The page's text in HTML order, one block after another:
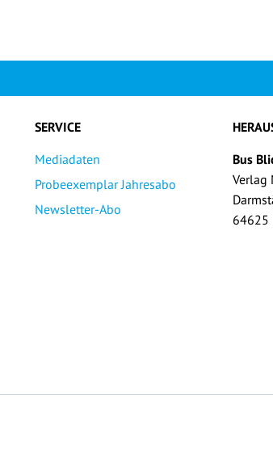
SERVICE
Mediadaten
Probeexemplar Jahresabo
Newsletter-Abo
Bus
Verlag
64625